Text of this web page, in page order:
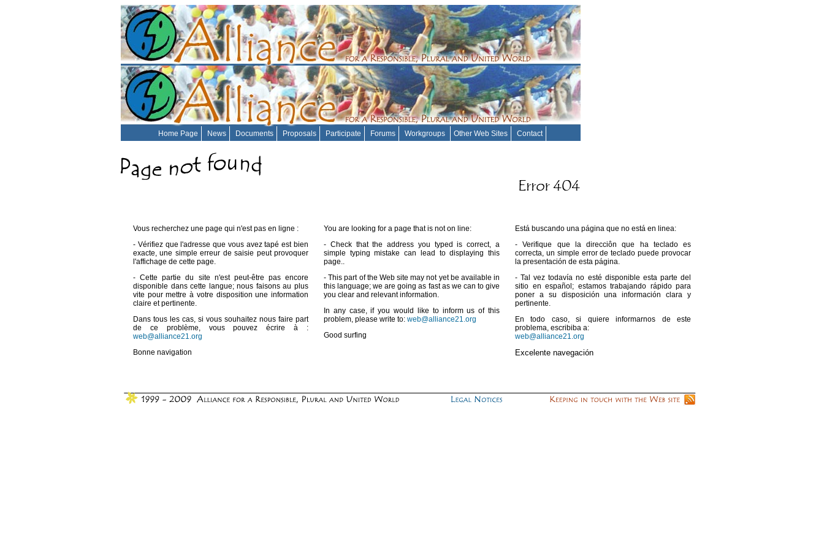
Home Page News Documents Proposals Participate Forums Workgroups Other Web Sites Contact
Vous recherchez une page qui n'est pas en ligne :
- Vérifiez que l'adresse que vous avez tapé est bien
exacte, une simple erreur de saisie peut provoquer
l'affichage de cette page.
- Cette partie du site n'est peut-être pas encore
disponible dans cette langue; nous faisons au plus
vite pour mettre à votre disposition une information
claire et pertinente.
Dans tous les cas, si vous souhaitez nous faire part
de ce problème, vous pouvez écrire à :
web@alliance21.org
Bonne navigation
You are looking for a page that is not on line:
- Check that the address you typed is correct, a
simple typing mistake can lead to displaying this
page..
- This part of the Web site may not yet be available in
this language; we are going as fast as we can to give
you clear and relevant information.
In any case, if you would like to inform us of this
problem, please write to: web@alliance21.org
Good surfing
Está buscando una página que no está en linea:
- Verifique que la direcciôn que ha teclado es
correcta, un simple error de teclado puede provocar
la presentación de esta página.
- Tal vez todavía no esté disponible esta parte del
sitio en español; estamos trabajando rápido para
poner a su disposición una información clara y
pertinente.
En todo caso, si quiere informarnos de este
problema, escribiba a:
web@alliance21.org
Excelente navegación